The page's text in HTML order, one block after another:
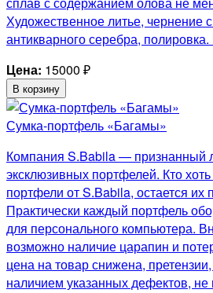
Художественное литье, чернение
антикварного серебра,
Цена: 15000 ₽
В корзину
Сумка-портфель «Багамы»
Компания S.Babila — признанный
эксклюзивных портфелей. Кто
портфели от S.Babila, остается их
Практически каждый портфель
для персонального компьютера.
возможно наличие царапин и
цена на товар снижена,
наличием указанных дефектов,